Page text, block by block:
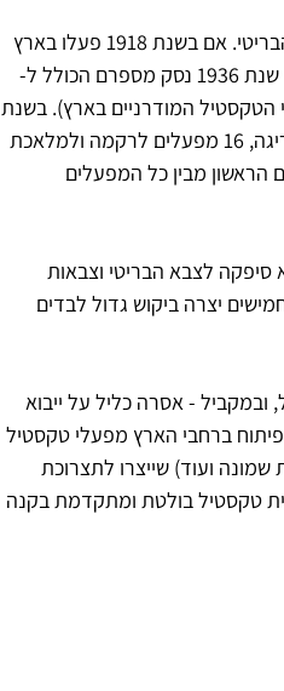
תעשיית הטקסטיל וההלבשה בארץ התפתחה בקצב מהיר בתקופת המנדט הבריטי. אם בשנת 1918 פעלו בארץ
166 מפעלי הלבשה זעירים, הרי שעד 1928 נוספו עוד 647 מפעלים ועד סוף שנת 1936 נסק מספרם הכולל ל-
ראשון מפעלי הטקסטיל המודרניים בארץ). בשנת
1931 חיו בתל אביב כ- 24,000 נפש והיו בה לא פחות מ-17 מפעלי אריגה וסריגה, 16 מפעלים לרקמה ולמלאכת
הראשון מבין כל המפעלים
לצבא הבריטי וצבאות
יצרה ביקוש גדול לבדים
- אסרה כליל על ייבוא
ברחבי הארץ מפעלי טקסטיל
שמונה ועוד) שייצרו לתצרוכת
טקסטיל בולטת ומתקדמת בקנה